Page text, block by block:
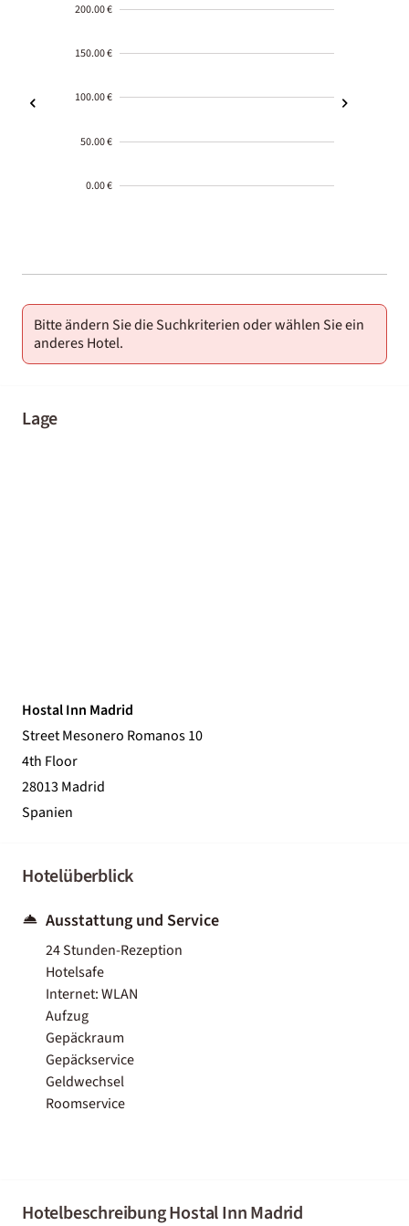
200.00 €
150.00 €
100.00 €
50.00 €
0.00 €
01-02
Bitte ändern Sie die Suchkriterien oder wählen Sie ein
anderes Hotel.
Lage
Hostal Inn Madrid
Street Mesonero Romanos 10
4th Floor
28013 Madrid
Spanien
Hotelüberblick
Ausstattung und Service
24 Stunden-Rezeption
Hotelsafe
Internet: WLAN
Aufzug
Gepäckraum
Gepäckservice
Geldwechsel
Roomservice
Hotelbeschreibung Hostal Inn Madrid